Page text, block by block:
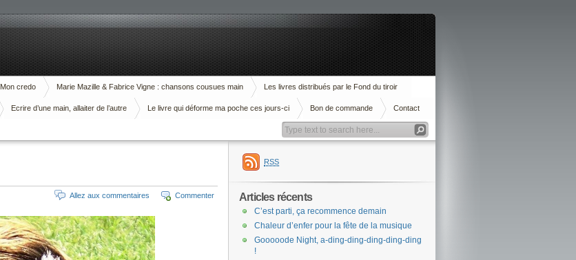
Mon credo Marie Mazille & Fabrice Vigne : chansons cousues main Les livres distribués par le Fond du tiroir
Ecrire d’une main, allaiter de l’autre Le livre qui déforme ma poche ces jours-ci Bon de commande Contact
Commenter
Allez aux commentaires
RSS
Articles récents
C’est parti, ça recommence demain
Chaleur d’enfer pour la fête de la musique
Gooooode Night, a-ding-ding-ding-ding-ding
!